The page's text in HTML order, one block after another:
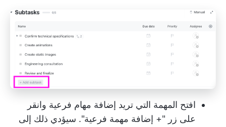
افتح المهمة التي تريد إضافة مهام فرعية وانقر
على زر "+ إضافة مهمة فرعية". سيؤدي ذلك إلى